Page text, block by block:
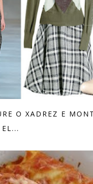
O XADREZ E